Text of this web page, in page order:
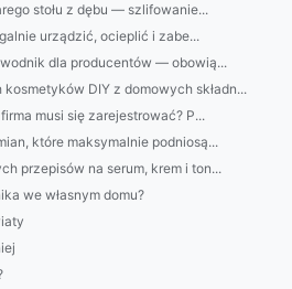
stołu z dębu — szlifowanie...
urządzić, ocieplić i zabe...
dla producentów — obowią...
DIY z domowych składn...
musi się zarejestrować? P...
które maksymalnie podniosą...
przepisów na serum, krem i ton...
we własnym domu?